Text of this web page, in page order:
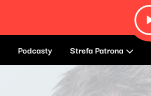
Podcasty Strefa Patrona